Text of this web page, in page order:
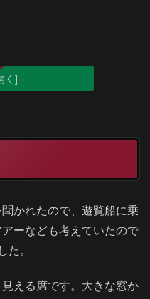
かれたので、遊覧船に乗
ーなども考えていたので
た。
える席です。大きな窓か